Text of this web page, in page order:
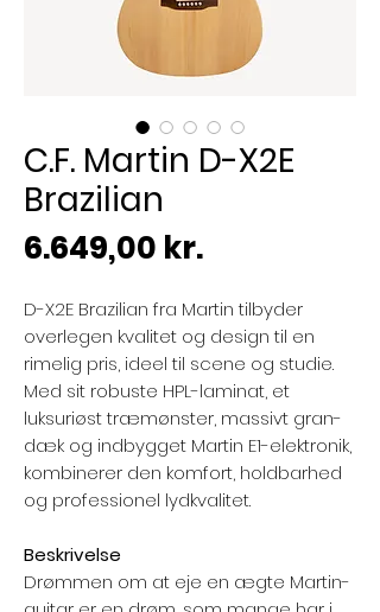
C.F. Martin D-X2E
Brazilian
6.649,00 kr.Pris
D-X2E Brazilian fra Martin tilbyder
overlegen kvalitet og design til en
rimelig pris, ideel til scene og studie.
Med sit robuste HPL-laminat, et
luksuriøst træmønster, massivt gran-
dæk og indbygget Martin E1-elektronik,
kombinerer den komfort, holdbarhed
og professionel lydkvalitet.
Beskrivelse
Drømmen om at eje en ægte Martin-